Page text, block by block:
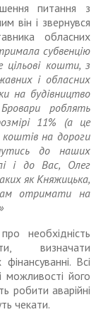
питання з
він і звернувся
обласних
субвенцію
кошти, з
і обласних
на будівництво
роблять
11% (а це
на дороги
до наших
і до Вас, Олег
як Княжицька,
отримати на
необхідність
визначати
Всі
його
робити аварійні
чекати.